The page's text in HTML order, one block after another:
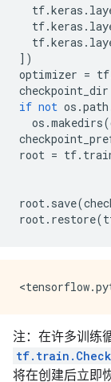
tf.keras .
tf.keras .
tf.keras .
])
optimizer = tf
checkpoint_dir
if not os .path
os .makedirs(
root = tf.
root. save(
root. restore(
注：在许多训练
将在创建后立即